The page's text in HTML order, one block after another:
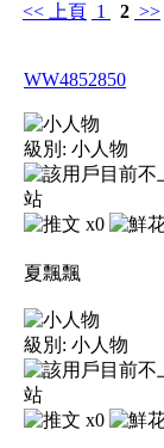
<< 上頁 1 2 >>
WW4852850
級別: 小人物
x0
夏飄飄
級別: 小人物
x0